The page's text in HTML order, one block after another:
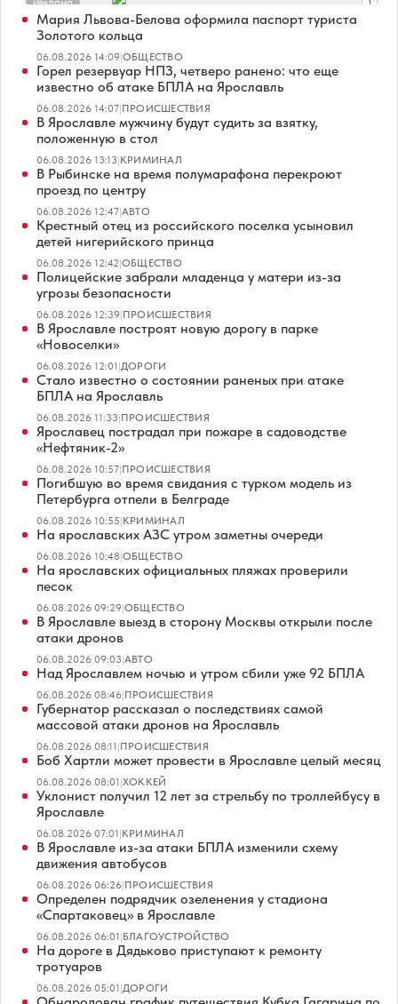
Мария Львова-Белова оформила паспорт туриста
Золотого кольца
06.08.2026 14:09|ОБЩЕСТВО
Горел резервуар НПЗ, четверо ранено: что еще
известно об атаке БПЛА на Ярославль
06.08.2026 14:07|ПРОИСШЕСТВИЯ
В Ярославле мужчину будут судить за взятку,
положенную в стол
06.08.2026 13:13|КРИМИНАЛ
В Рыбинске на время полумарафона перекроют
проезд по центру
06.08.2026 12:47|АВТО
Крестный отец из российского поселка усыновил
детей нигерийского принца
06.08.2026 12:42|ОБЩЕСТВО
Полицейские забрали младенца у матери из-за
угрозы безопасности
06.08.2026 12:39|ПРОИСШЕСТВИЯ
В Ярославле построят новую дорогу в парке
«Новоселки»
06.08.2026 12:01|ДОРОГИ
Стало известно о состоянии раненых при атаке
БПЛА на Ярославль
06.08.2026 11:33|ПРОИСШЕСТВИЯ
Ярославец пострадал при пожаре в садоводстве
«Нефтяник-2»
06.08.2026 10:57|ПРОИСШЕСТВИЯ
Погибшую во время свидания с турком модель из
Петербурга отпели в Белграде
06.08.2026 10:55|КРИМИНАЛ
На ярославских АЗС утром заметны очереди
06.08.2026 10:48|ОБЩЕСТВО
На ярославских официальных пляжах проверили
песок
06.08.2026 09:29|ОБЩЕСТВО
В Ярославле выезд в сторону Москвы открыли после
атаки дронов
06.08.2026 09:03|АВТО
Над Ярославлем ночью и утром сбили уже 92 БПЛА
06.08.2026 08:46|ПРОИСШЕСТВИЯ
Губернатор рассказал о последствиях самой
массовой атаки дронов на Ярославль
06.08.2026 08:11|ПРОИСШЕСТВИЯ
Боб Хартли может провести в Ярославле целый месяц
06.08.2026 08:01|ХОККЕЙ
Уклонист получил 12 лет за стрельбу по троллейбусу в
Ярославле
06.08.2026 07:01|КРИМИНАЛ
В Ярославле из-за атаки БПЛА изменили схему
движения автобусов
06.08.2026 06:26|ПРОИСШЕСТВИЯ
Определен подрядчик озеленения у стадиона
«Спартаковец» в Ярославле
06.08.2026 06:01|БЛАГОУСТРОЙСТВО
На дороге в Дядьково приступают к ремонту
тротуаров
06.08.2026 05:01|ДОРОГИ